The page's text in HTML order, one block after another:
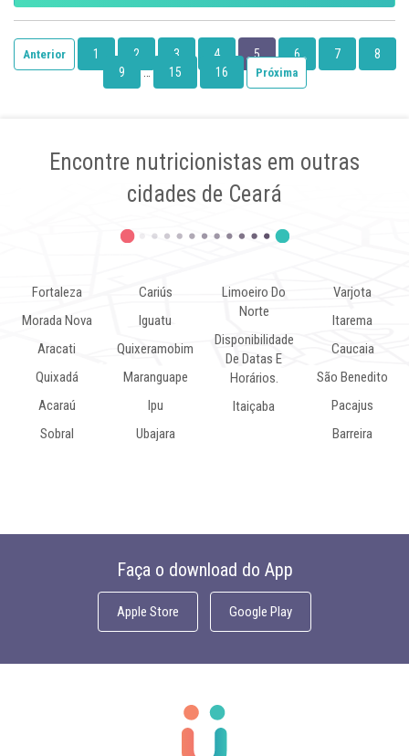
Anterior 1 2 3 4 5 6 7
8
9
… 15 16 Próxima
Encontre nutricionistas em outras
cidades de Ceará
Fortaleza
Morada Nova
Aracati
Quixadá
Acaraú
Sobral
Cariús
Iguatu
Quixeramobim
Maranguape
Ipu
Ubajara
Limoeiro Do
Norte
Disponibilidade
De Datas E
Horários.
Itaiçaba
Varjota
Itarema
Caucaia
São Benedito
Pacajus
Barreira
Faça o download do App
Apple Store Google Play